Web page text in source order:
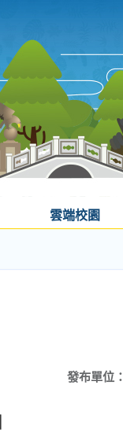
雲端校園
發布單位：